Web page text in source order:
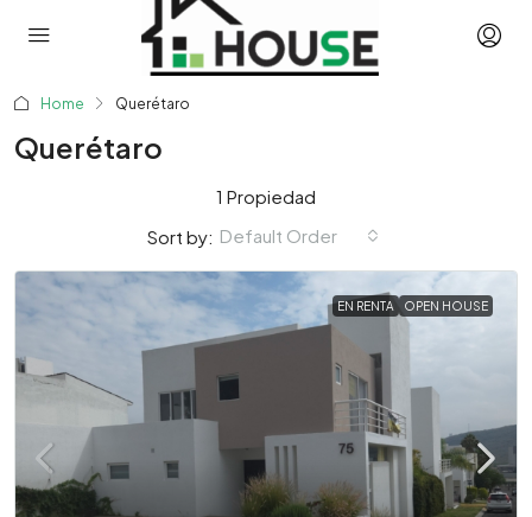
Home Querétaro
Querétaro
1 Propiedad
Sort by: Default Order
EN RENTA OPEN HOUSE